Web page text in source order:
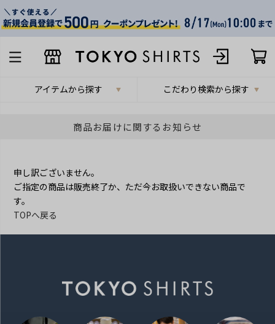
アイテムから探す こだわり検索から探す
商品お届けに関するお知らせ
申し訳ございません。
ご指定の商品は販売終了か、ただ今お取扱いできない商品で
す。
TOPへ戻る